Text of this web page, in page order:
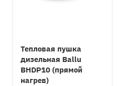
Тепловая пушка
дизельная Ballu
BHDP10 (прямой
нагрев)